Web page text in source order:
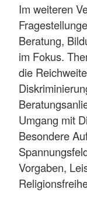
Im weiteren
Beratung,
im Fokus.
die
Umgang mit
Besondere
Vorgaben,